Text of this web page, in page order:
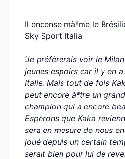
Il encense màªme le
Sky Sport Italia.
‘Je préfèrerais voir le
jeunes espoirs car il y en
Italie. Mais tout de fois
peut encore àªtre un
champion qui a encore
Espérons que Kaka
sera en mesure de nous
joué depuis un certain
serait bien pour lui de